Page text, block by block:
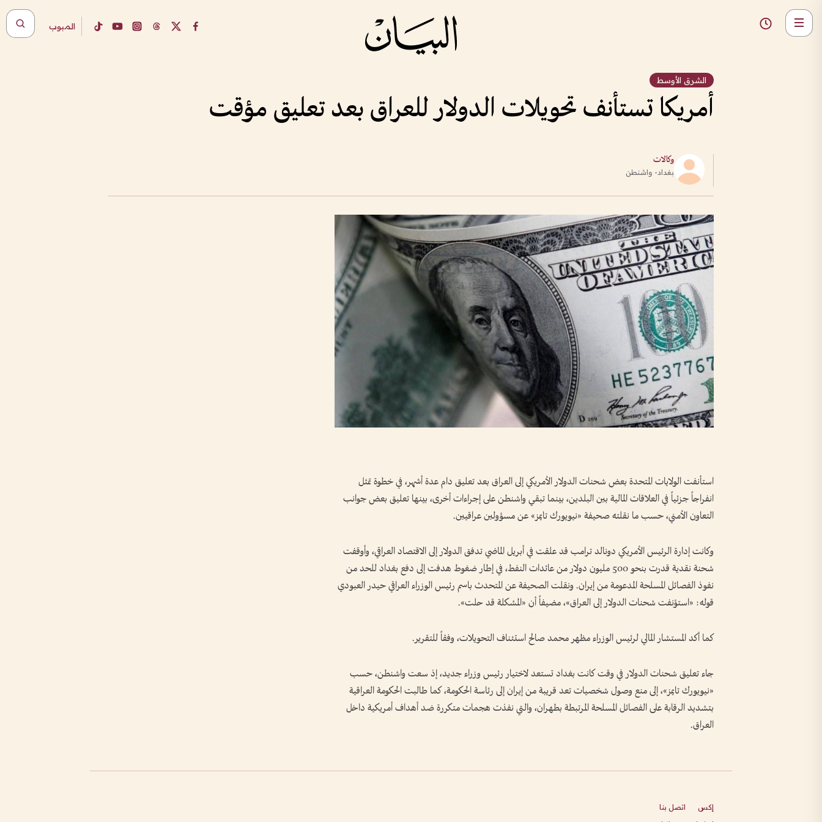
المبوب
الشرق الأوسط
أمريكا تستأنف تحويلات الدولار للعراق بعد تعليق مؤقت
وكالات
بغداد- واشنطن
استأنفت الولايات المتحدة بعض شحنات الدولار الأمريكي إلى العراق بعد تعليق دام عدة أشهر، في خطوة تمثل
انفراجاً جزئياً في العلاقات المالية بين البلدين، بينما تبقي واشنطن على إجراءات أخرى، بينها تعليق بعض جوانب
التعاون الأمني، حسب ما نقلته صحيفة «نيويورك تايمز» عن مسؤولين عراقيين.
وكانت إدارة الرئيس الأمريكي دونالد ترامب قد علقت في أبريل الماضي تدفق الدولار إلى الاقتصاد العراقي، وأوقفت
شحنة نقدية قدرت بنحو 500 مليون دولار من عائدات النفط، في إطار ضغوط هدفت إلى دفع بغداد للحد من
نفوذ الفصائل المسلحة المدعومة من إيران. ونقلت الصحيفة عن المتحدث باسم رئيس الوزراء العراقي حيدر العبودي
قوله: «استؤنفت شحنات الدولار إلى العراق»، مضيفاً أن «المشكلة قد حلت».
كما أكد المستشار المالي لرئيس الوزراء مظهر محمد صالح استئناف التحويلات، وفقاً للتقرير.
جاء تعليق شحنات الدولار في وقت كانت بغداد تستعد لاختيار رئيس وزراء جديد، إذ سعت واشنطن، حسب
«نيويورك تايمز»، إلى منع وصول شخصيات تعد قريبة من إيران إلى رئاسة الحكومة، كما طالبت الحكومة العراقية
بتشديد الرقابة على الفصائل المسلحة المرتبطة بطهران، والتي نفذت هجمات متكررة ضد أهداف أمريكية داخل
العراق.
إكس
اتصل بنا